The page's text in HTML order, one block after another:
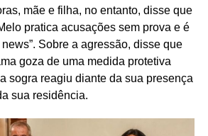
mãe e filha, no entanto, disse que
pratica acusações sem prova e é
Sobre a agressão, disse que
goza de uma medida protetiva
sogra reagiu diante da sua presença
sua residência.